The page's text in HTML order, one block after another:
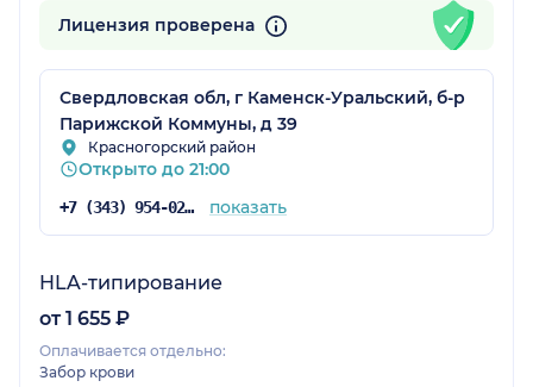
Лицензия проверена
Свердловская обл, г Каменск-Уральский, б-р
Парижской Коммуны, д 39
Красногорский район
Открыто до 21:00
+7 (343) 954-02-12 показать
HLA-типирование
от 1 655 ₽
Оплачивается отдельно:
Забор крови